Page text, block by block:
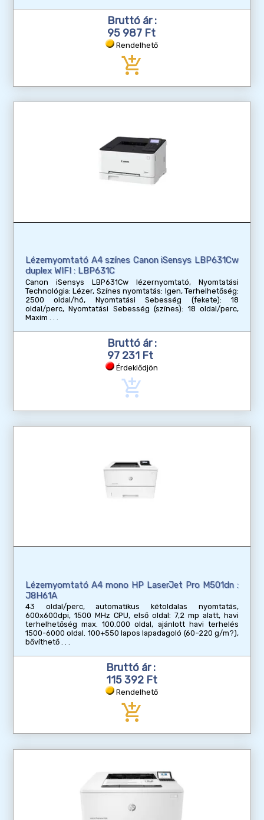
Bruttó ár :
95 987 Ft
Rendelhető
add_shopping_cart
Lézernyomtató A4 színes Canon iSensys LBP631Cw
duplex WIFI : LBP631C
Canon iSensys LBP631Cw lézernyomtató, Nyomtatási
Technológia: Lézer, Színes nyomtatás: Igen, Terhelhetőség:
2500 oldal/hó, Nyomtatási Sebesség (fekete): 18
oldal/perc, Nyomtatási Sebesség (színes): 18 oldal/perc,
Maxim
Bruttó ár :
97 231 Ft
Érdeklődjön
add_shopping_cart
Lézernyomtató A4 mono HP LaserJet Pro M501dn :
J8H61A
43 oldal/perc, automatikus kétoldalas nyomtatás,
600x600dpi, 1500 MHz CPU, első oldal: 7,2 mp alatt, havi
terhelhetőség max. 100.000 oldal, ajánlott havi terhelés
1500-6000 oldal. 100+550 lapos lapadagoló (60–220 g/m?),
bővíthető
Bruttó ár :
115 392 Ft
Rendelhető
add_shopping_cart